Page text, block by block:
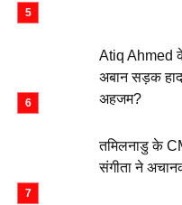
Atiq Ahmed
अबान सड़क
अहजम?
तमिलनाडु के
संगीता ने